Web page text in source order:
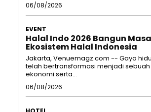
06/08/2026
EVENT
Halal Indo 2026 Bangun
Ekosistem Halal Indonesia
Jakarta, Venuemagz.com -- Gaya
telah bertransformasi menjadi
ekonomi serta...
06/08/2026